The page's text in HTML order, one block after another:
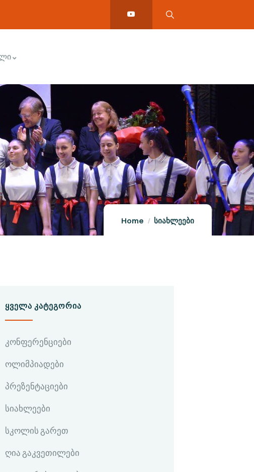
Home სიახლეები
ᲧᲕᲔᲚᲐ ᲙᲐᲢᲔᲒᲝᲠᲘᲐ
კონფერენციები
ოლიმპიადები
პრეზენტაციები
სიახლეები
სკოლის გარეთ
ღია გაკვეთილები